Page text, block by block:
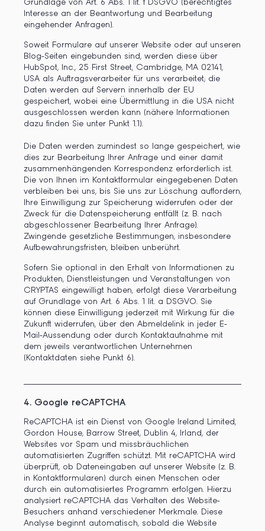
Grundlage von Art. 6 Abs. 1 lit. f DSGVO (berechtigtes
Interesse an der Beantwortung und Bearbeitung
eingehender Anfragen).
Soweit Formulare auf unserer Website oder auf unseren
Blog-Seiten eingebunden sind, werden diese über
HubSpot, Inc., 25 First Street, Cambridge, MA 02141,
USA als Auftragsverarbeiter für uns verarbeitet; die
Daten werden auf Servern innerhalb der EU
gespeichert, wobei eine Übermittlung in die USA nicht
ausgeschlossen werden kann (nähere Informationen
dazu finden Sie unter Punkt 1.1).
Die Daten werden zumindest so lange gespeichert, wie
dies zur Bearbeitung Ihrer Anfrage und einer damit
zusammenhängenden Korrespondenz erforderlich ist.
Die von Ihnen im Kontaktformular eingegebenen Daten
verbleiben bei uns, bis Sie uns zur Löschung auffordern,
Ihre Einwilligung zur Speicherung widerrufen oder der
Zweck für die Datenspeicherung entfällt (z. B. nach
abgeschlossener Bearbeitung Ihrer Anfrage).
Zwingende gesetzliche Bestimmungen, insbesondere
Aufbewahrungsfristen, bleiben unberührt.
Sofern Sie optional in den Erhalt von Informationen zu
Produkten, Dienstleistungen und Veranstaltungen von
CRYPTAS eingewilligt haben, erfolgt diese Verarbeitung
auf Grundlage von Art. 6 Abs. 1 lit. a DSGVO. Sie
können diese Einwilligung jederzeit mit Wirkung für die
Zukunft widerrufen, über den Abmeldelink in jeder E-
Mail-Aussendung oder durch Kontaktaufnahme mit
dem jeweils verantwortlichen Unternehmen
(Kontaktdaten siehe Punkt 6).
4. Google reCAPTCHA
ReCAPTCHA ist ein Dienst von Google Ireland Limited,
Gordon House, Barrow Street, Dublin 4, Irland, der
Websites vor Spam und missbräuchlichen
automatisierten Zugriffen schützt. Mit reCAPTCHA wird
überprüft, ob Dateneingaben auf unserer Website (z. B.
in Kontaktformularen) durch einen Menschen oder
durch ein automatisiertes Programm erfolgen. Hierzu
analysiert reCAPTCHA das Verhalten des Website-
Besuchers anhand verschiedener Merkmale. Diese
Analyse beginnt automatisch, sobald die Website